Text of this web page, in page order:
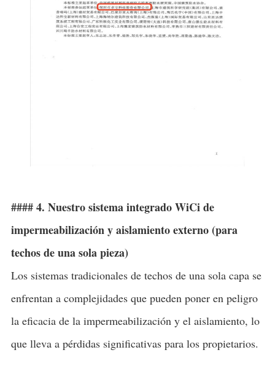
#### 4. Nuestro sistema integrado WiCi de
impermeabilización y aislamiento externo (para
techos de una sola pieza)
Los sistemas tradicionales de techos de una sola capa se
enfrentan a complejidades que pueden poner en peligro
la eficacia de la impermeabilización y el aislamiento, lo
que lleva a pérdidas significativas para los propietarios.